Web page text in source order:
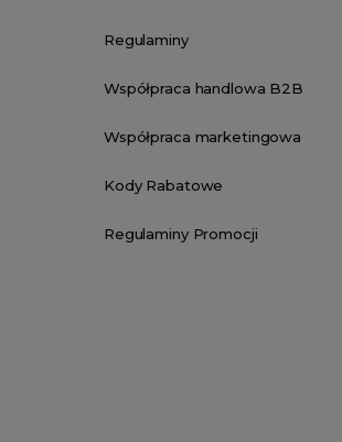
Regulaminy
Współpraca handlowa B2B
Współpraca marketingowa
Kody Rabatowe
Regulaminy Promocji